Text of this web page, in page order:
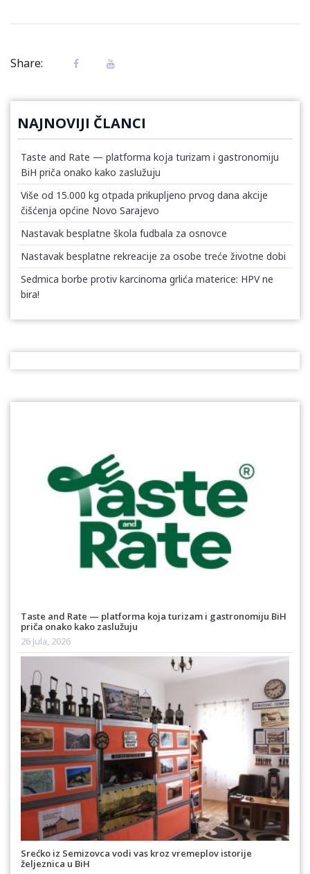
Share:
NAJNOVIJI ČLANCI
Taste and Rate — platforma koja turizam i gastronomiju
BiH priča onako kako zaslužuju
Više od 15.000 kg otpada prikupljeno prvog dana akcije
čišćenja općine Novo Sarajevo
Nastavak besplatne škola fudbala za osnovce
Nastavak besplatne rekreacije za osobe treće životne dobi
Sedmica borbe protiv karcinoma grlića materice: HPV ne
bira!
Taste and Rate — platforma koja turizam i gastronomiju BiH
priča onako kako zaslužuju
26 Jula, 2026
Srećko iz Semizovca vodi vas kroz vremeplov istorije
željeznica u BiH